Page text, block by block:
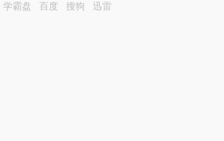
学霸盘 百度 搜狗 迅雷